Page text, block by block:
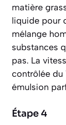
matière
liquide pour
mélange
substances
pas. La
contrôlée du
émulsion
Étape 4